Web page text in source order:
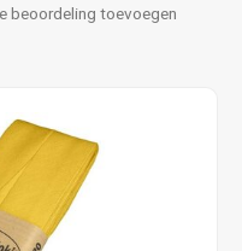
beoordeling toevoegen